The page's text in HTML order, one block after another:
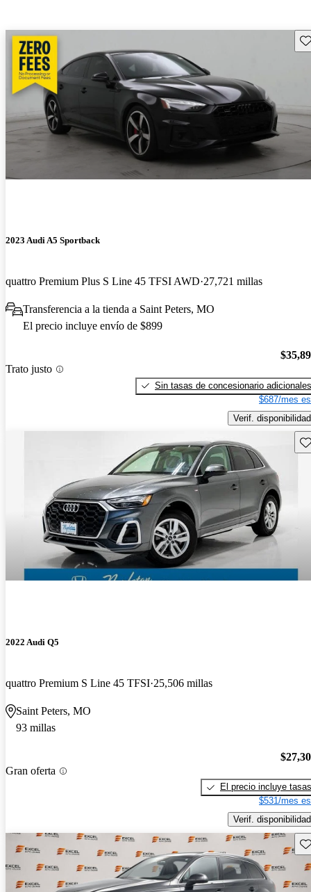
2023 Audi A5 Sportback
quattro Premium Plus S Line 45 TFSI AWD 27,721 millas
Transferencia a la tienda a Saint Peters, MO
El precio incluye envío de $899
Trato justo
Sin tasas de concesionario adicionales
$687/mes
Verif. disponibilidad
2022 Audi Q5
quattro Premium S Line 45 TFSI 25,506 millas
Saint Peters, MO
93 millas
Gran oferta
El precio incluye tasas
$531/mes
Verif. disponibilidad